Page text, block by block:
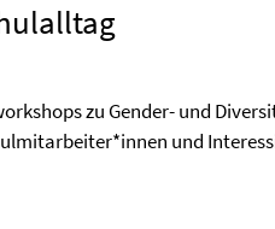
zu Gender- und
und